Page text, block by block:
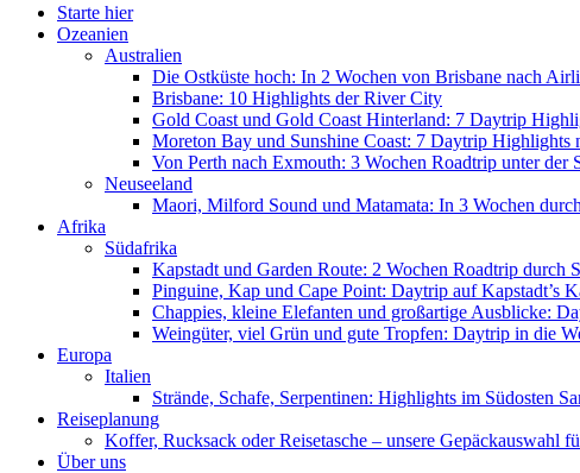
Starte hier
Ozeanien
Australien
Die Ostküste hoch: In 2 Wochen von Brisbane nach
Brisbane: 10 Highlights der River City
Gold Coast und Gold Coast Hinterland: 7 Daytrip
Moreton Bay und Sunshine Coast: 7 Daytrip Highlights
Von Perth nach Exmouth: 3 Wochen Roadtrip unter der
Neuseeland
Maori, Milford Sound und Matamata: In 3 Wochen
Afrika
Südafrika
Kapstadt und Garden Route: 2 Wochen Roadtrip durch
Pinguine, Kap und Cape Point: Daytrip auf Kapstadt’s
Chappies, kleine Elefanten und großartige Ausblicke:
Weingüter, viel Grün und gute Tropfen: Daytrip in die
Europa
Italien
Strände, Schafe, Serpentinen: Highlights im Südosten
Reiseplanung
Koffer, Rucksack oder Reisetasche – unsere Gepäckauswahl
Über uns